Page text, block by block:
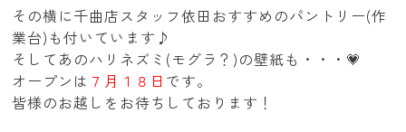
その横に千曲店スタッフ依田おすすめのパントリー(作
業台)も付いています♪
そしてあのハリネズミ(モグラ？)の壁紙も・・・💗
オープンは ７月１８日 です。
皆様のお越しをお待ちしております！